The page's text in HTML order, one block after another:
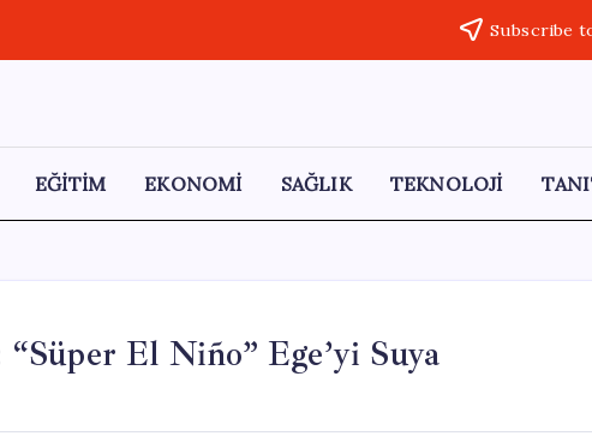
Subscribe
EĞİTİM EKONOMİ SAĞLIK TEKNOLOJİ
“Süper El Niño” Ege’yi Suya